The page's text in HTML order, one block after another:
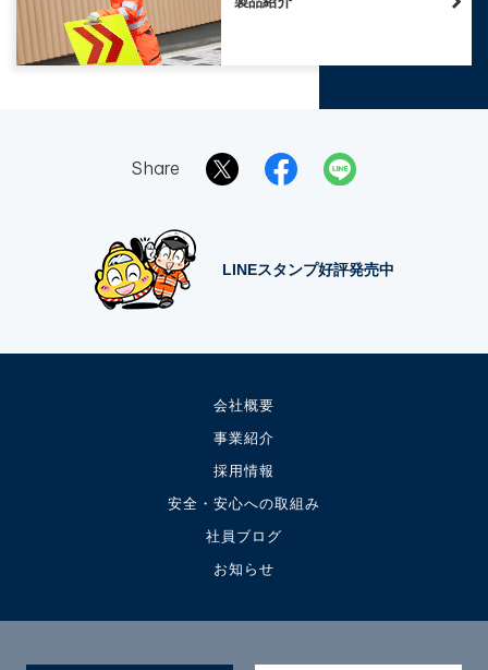
Share
LINEスタンプ好評発売中
会社概要
事業紹介
採用情報
安全・安心への取組み
社員ブログ
お知らせ